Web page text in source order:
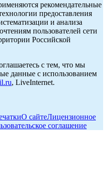
рекомендательные
предоставления
и анализа
пользователей сети
Российской
с тем, что мы
данные с использованием
, LiveInternet.
О сайтеЛицензионное
соглашение